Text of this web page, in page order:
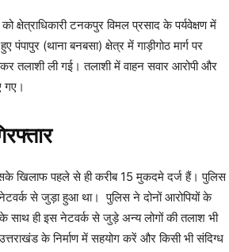
टनकपुर विमल प्रसाद के पर्यवेक्षण में
(थाना बनबसा) क्षेत्र में गाड़ीगोठ मार्ग पर
तलाशी ली गई। तलाशी में वाहन सवार आरोपी और
गए।
खिलाफ पहले से ही करीब 15 मुकदमे दर्ज हैं। पुलिस
से जुड़ा हुआ था। पुलिस ने दोनों आरोपियों के
साथ ही इस नेटवर्क से जुड़े अन्य लोगों की तलाश भी
के निर्माण में सहयोग करें और किसी भी संदिग्ध